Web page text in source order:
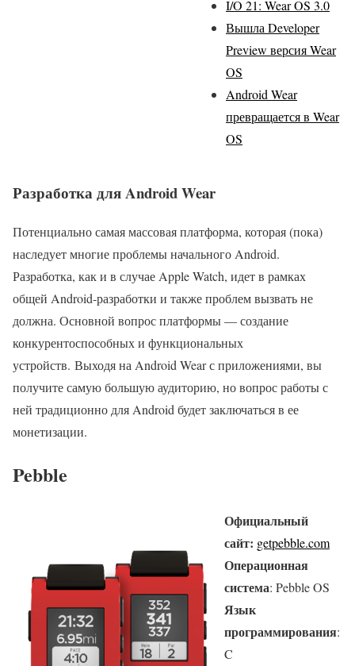
I/O 21: Wear OS 3.0
Вышла Developer
Preview версия Wear
OS
Android Wear
превращается в Wear
OS
Разработка для Android Wear
Потенциально самая массовая платформа, которая (пока)
наследует многие проблемы начального Android.
Разработка, как и в случае Apple Watch, идет в рамках
общей Android-разработки и также проблем вызвать не
должна. Основной вопрос платформы — создание
конкурентоспособных и функциональных
устройств. Выходя на Android Wear с приложениями, вы
получите самую большую аудиторию, но вопрос работы с
ней традиционно для Android будет заключаться в ее
монетизации.
Pebble
Официальный
сайт: getpebble.com
Операционная
система: Pebble OS
Язык
программирования:
C